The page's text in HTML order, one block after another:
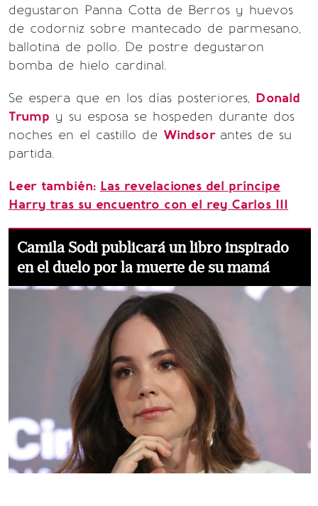
degustaron Panna Cotta de Berros y huevos
de codorniz sobre mantecado de parmesano,
ballotina de pollo. De postre degustaron
bomba de hielo cardinal.
Se espera que en los días posteriores, Donald
Trump y su esposa se hospeden durante dos
noches en el castillo de Windsor antes de su
partida.
Leer también: Las revelaciones del príncipe
Harry tras su encuentro con el rey Carlos III
Camila Sodi publicará un libro inspirado
en el duelo por la muerte de su mamá